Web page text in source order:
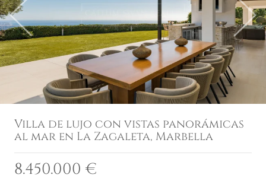
Previous Next
Villa de lujo con vistas panorámicas
al mar en La Zagaleta, Marbella
8.450.000 €